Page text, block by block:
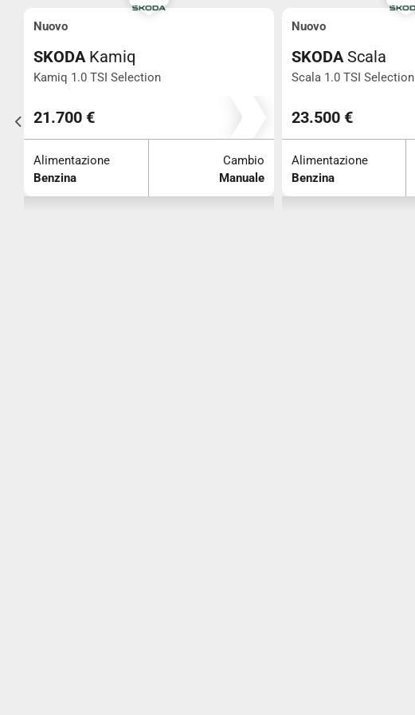
Nuovo
SKODA Kamiq
Kamiq 1.0 TSI Selection
0
21.700 €
Alimentazione
Benzina
Cambio
Manuale
Nuovo
SKODA Scala
Scala 1.0 TSI Selection
0
23.500 €
Alimentazione
Benzina